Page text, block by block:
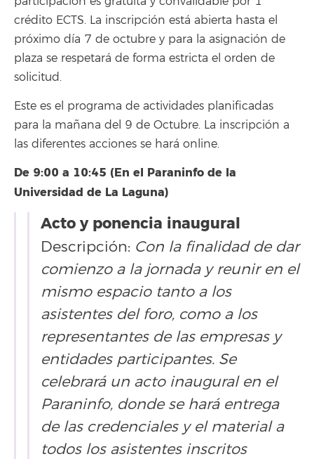
crédito ECTS. La inscripción está abierta hasta el
próximo día 7 de octubre y para la asignación de
plaza se respetará de forma estricta el orden de
solicitud.
Este es el programa de actividades planificadas
para la mañana del 9 de Octubre. La inscripción a
las diferentes acciones se hará online.
De 9:00 a 10:45 (En el Paraninfo de la
Universidad de La Laguna)
Acto y ponencia inaugural
Descripción: Con la finalidad de dar
comienzo a la jornada y reunir en el
mismo espacio tanto a los
asistentes del foro, como a los
representantes de las empresas y
entidades participantes. Se
celebrará un acto inaugural en el
Paraninfo, donde se hará entrega
de las credenciales y el material a
todos los asistentes inscritos